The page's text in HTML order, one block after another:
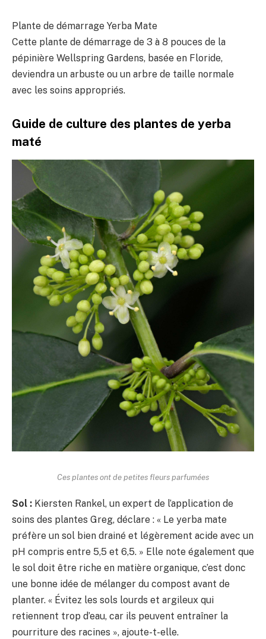
Plante de démarrage Yerba Mate
Cette plante de démarrage de 3 à 8 pouces de la
pépinière Wellspring Gardens, basée en Floride,
deviendra un arbuste ou un arbre de taille normale
avec les soins appropriés.
Guide de culture des plantes de yerba
maté
Ces plantes ont de petites fleurs parfumées
Sol : Kiersten Rankel, un expert de l’application de
soins des plantes Greg, déclare : « Le yerba mate
préfère un sol bien drainé et légèrement acide avec un
pH compris entre 5,5 et 6,5. » Elle note également que
le sol doit être riche en matière organique, c’est donc
une bonne idée de mélanger du compost avant de
planter. « Évitez les sols lourds et argileux qui
retiennent trop d’eau, car ils peuvent entraîner la
pourriture des racines », ajoute-t-elle.